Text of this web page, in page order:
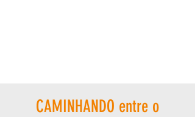
CAMINHANDO entre o